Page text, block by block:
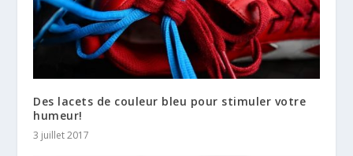
Des lacets de couleur bleu pour stimuler votre
humeur!
3 juillet 2017